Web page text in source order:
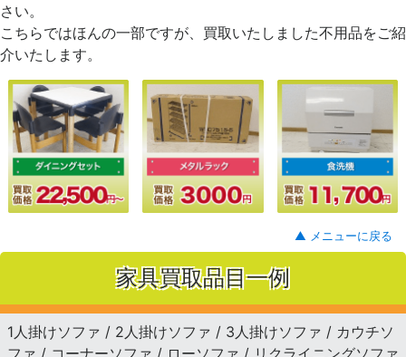
さい。
こちらではほんの一部ですが、買取いたしました不用品をご紹
介いたします。
▲ メニューに戻る
家具買取品目一例
1人掛けソファ / 2人掛けソファ / 3人掛けソファ / カウチソ